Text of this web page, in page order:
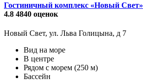
Гостиничный комплекс «Новый Свет»
4.8 4840 оценок
Новый Свет, ул. Льва Голицына, д 7
Вид на море
В центре
Рядом с морем (250 м)
Бассейн